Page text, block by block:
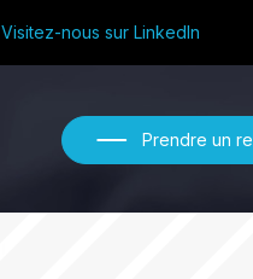
Visitez-nous sur LinkedIn
Prendre un